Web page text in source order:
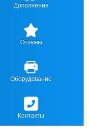
Дополнения
Отзывы
Оборудование
Контакты